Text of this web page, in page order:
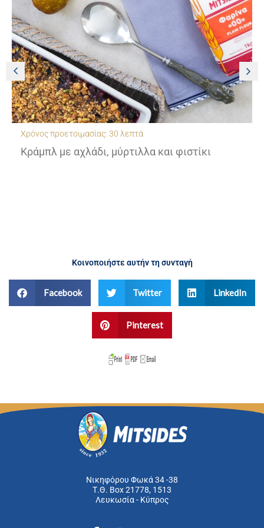
Χρόνος προετοιμασίας: 30 λεπτά
Κράμπλ με αχλάδι, μύρτιλλα και φιστίκι
Κοινοποιήστε αυτήν τη συνταγή
Facebook Twitter LinkedIn
Pinterest
Νικηφόρου Φωκά 34 -38
Τ.Θ. Box 21778, 1513
Λευκωσία - Κύπρος